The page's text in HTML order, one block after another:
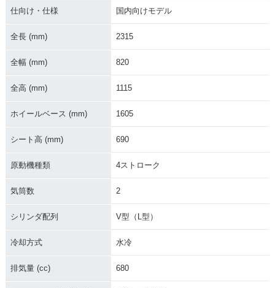
仕向け・仕様 国内向けモデル
全長 (mm) 2315
全幅 (mm) 820
全高 (mm) 1115
ホイールベース (mm) 1605
シート高 (mm) 690
原動機種類 4ストローク
気筒数 2
シリンダ配列 V型（L型）
冷却方式 水冷
排気量 (cc) 680